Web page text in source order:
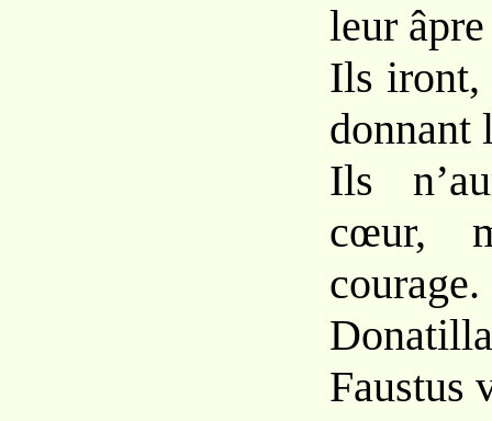
leur
Ils iront,
donnant
Ils
cœur,
courage.
Faustus